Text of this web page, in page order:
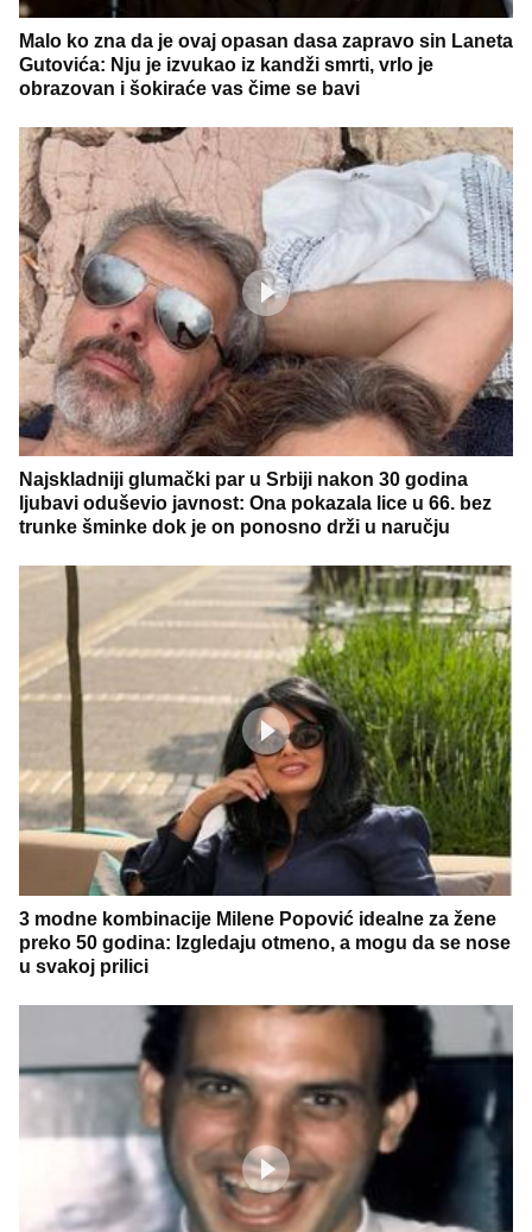
Malo ko zna da je ovaj opasan dasa zapravo sin Laneta
Gutovića: Nju je izvukao iz kandži smrti, vrlo je
obrazovan i šokiraće vas čime se bavi
Najskladniji glumački par u Srbiji nakon 30 godina
ljubavi oduševio javnost: Ona pokazala lice u 66. bez
trunke šminke dok je on ponosno drži u naručju
3 modne kombinacije Milene Popović idealne za žene
preko 50 godina: Izgledaju otmeno, a mogu da se nose
u svakoj prilici